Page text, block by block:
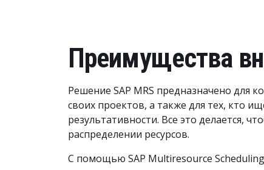
Преимущества
Решение SAP MRS предназначено для
своих проектов, а также для тех, кто
результативности. Все это делается,
распределении ресурсов.
С помощью SAP Multiresource